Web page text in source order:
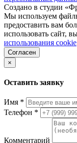
Создано в студии
Мы используем
предоставить вам
использовать сайт,
использования cookie
Согласен
×
Оставить заявку
Имя *
Телефон *
Комментарий